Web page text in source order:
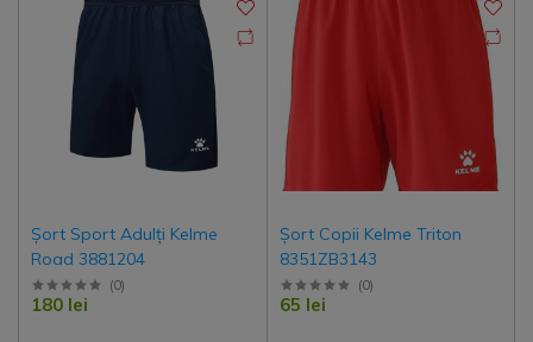
Șort Sport Adulți Kelme
Road 3881204
(0)
180 lei
Șort Copii Kelme Triton
8351ZB3143
(0)
65 lei